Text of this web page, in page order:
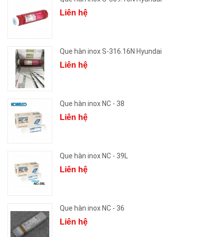
Liên hệ
Que hàn inox S-316.16N Hyundai
Liên hệ
Que hàn inox NC - 38
Liên hệ
Que hàn inox NC - 39L
Liên hệ
Que hàn inox NC - 36
Liên hệ